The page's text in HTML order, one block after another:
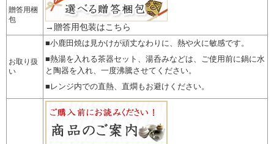
贈答用梱
包
→贈答用包装はこちら
お取り扱
い
■小鹿田焼は見かけが頑丈なわりに、熱や火に敏感です。
■熱湯を入れる茶器セット、湯呑みなどは、ご使用前に鍋に水
と陶器を入れ、一度沸騰させてください。
■レンジ内での直熱、直燗もお避けください。